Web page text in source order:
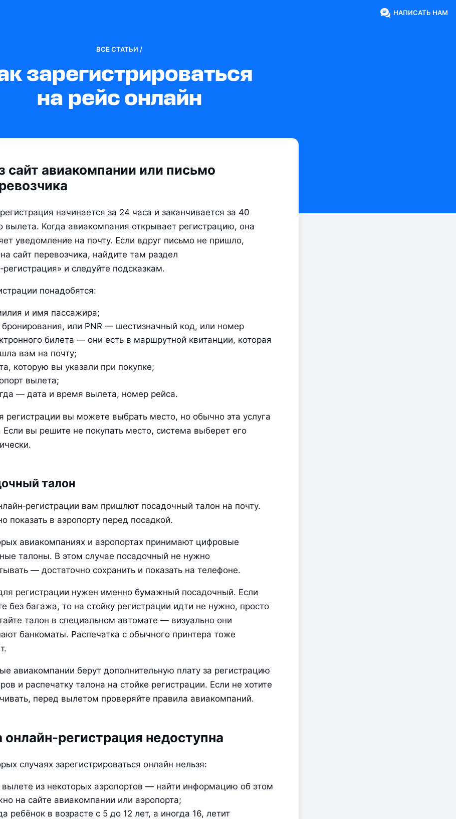
НАПИСАТЬ НАМ
ВСЕ СТАТЬИ /
зарегистрироваться
на рейс онлайн
сайт авиакомпании или письмо
начинается за 24 часа и заканчивается за 40
вылета. Когда авиакомпания открывает регистрацию, она
уведомление на почту. Если вдруг письмо не пришло,
сайт перевозчика, найдите там раздел
и следуйте подсказкам.
понадобятся:
и имя пассажира;
бронирования, или PNR — шестизначный код, или номер
билета — они есть в маршрутной квитанции, которая
вам на почту;
которую вы указали при покупке;
вылета;
— дата и время вылета, номер рейса.
регистрации вы можете выбрать место, но обычно эта услуга
Если вы решите не покупать место, система выберет его
талон
вам пришлют посадочный талон на почту.
показать в аэропорту перед посадкой.
авиакомпаниях и аэропортах принимают цифровые
талоны. В этом случае посадочный не нужно
— достаточно сохранить и показать на телефоне.
регистрации нужен именно бумажный посадочный. Если
без багажа, то на стойку регистрации идти не нужно, просто
талон в специальном автомате — визуально они
банкоматы. Распечатка с обычного принтера тоже
авиакомпании берут дополнительную плату за регистрацию
и распечатку талона на стойке регистрации. Если не хотите
перед вылетом проверяйте правила авиакомпаний.
онлайн-регистрация недоступна
случаях зарегистрироваться онлайн нельзя:
вылете из некоторых аэропортов — найти информацию об этом
на сайте авиакомпании или аэропорта;
ребёнок в возрасте с 5 до 12 лет, а иногда 16, летит